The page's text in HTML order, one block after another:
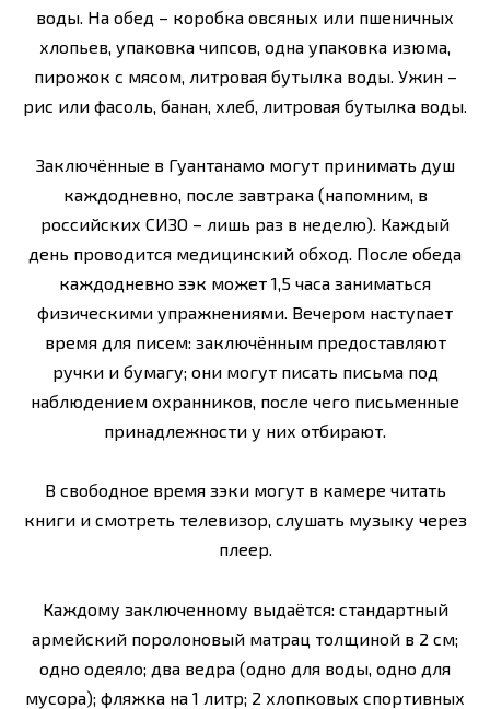
воды. На обед – коробка овсяных или пшеничных
хлопьев, упаковка чипсов, одна упаковка изюма,
пирожок с мясом, литровая бутылка воды. Ужин –
рис или фасоль, банан, хлеб, литровая бутылка воды.
Заключённые в Гуантанамо могут принимать душ
каждодневно, после завтрака (напомним, в
российских СИЗО – лишь раз в неделю). Каждый
день проводится медицинский обход. После обеда
каждодневно зэк может 1,5 часа заниматься
физическими упражнениями. Вечером наступает
время для писем: заключённым предоставляют
ручки и бумагу; они могут писать письма под
наблюдением охранников, после чего письменные
принадлежности у них отбирают.
В свободное время зэки могут в камере читать
книги и смотреть телевизор, слушать музыку через
плеер.
Каждому заключенному выдаётся: стандартный
армейский поролоновый матрац толщиной в 2 см;
одно одеяло; два ведра (одно для воды, одно для
мусора); фляжка на 1 литр; 2 хлопковых спортивных